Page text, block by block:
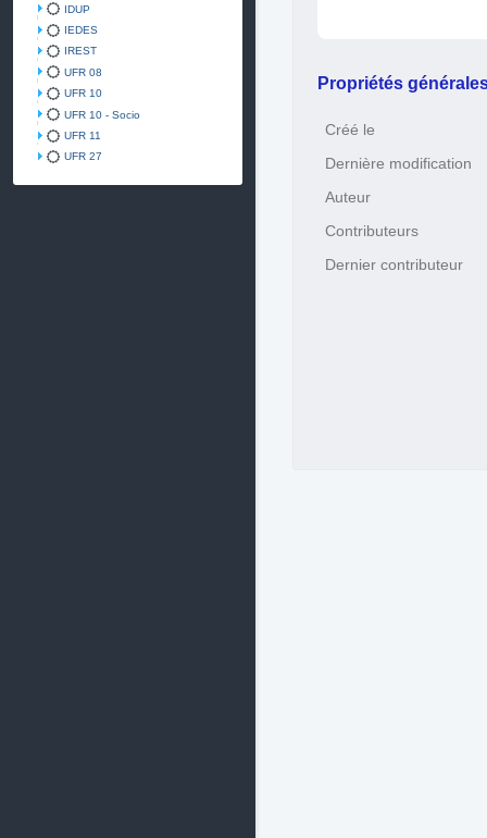
IDUP
IEDES
IREST
UFR 08
UFR 10
UFR 10 - Socio
UFR 11
UFR 27
Propriétés
Créé le
Dernière modification
Auteur
Contributeurs
Dernier contributeur